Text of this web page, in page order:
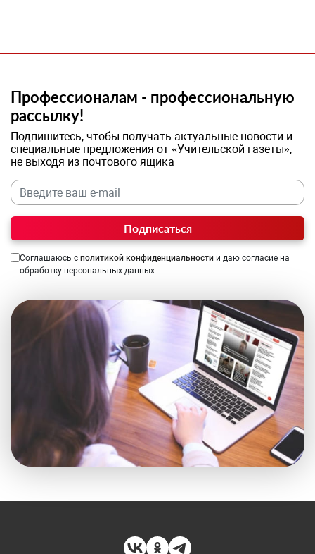
Профессионалам - профессиональную
рассылку!
Подпишитесь, чтобы получать актуальные новости и
специальные предложения от «Учительской газеты»,
не выходя из почтового ящика
Подписаться
Соглашаюсь с политикой конфиденциальности и даю согласие на
обработку персональных данных